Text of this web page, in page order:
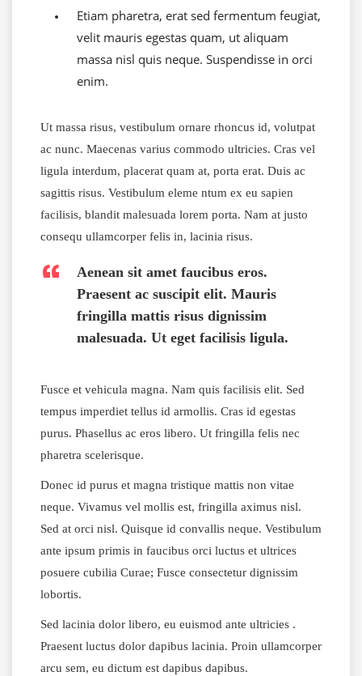
Etiam pharetra, erat sed fermentum feugiat,
velit mauris egestas quam, ut aliquam
massa nisl quis neque. Suspendisse in orci
enim.
Ut massa risus, vestibulum ornare rhoncus id, volutpat
ac nunc. Maecenas varius commodo ultricies. Cras vel
ligula interdum, placerat quam at, porta erat. Duis ac
sagittis risus. Vestibulum eleme ntum ex eu sapien
facilisis, blandit malesuada lorem porta. Nam at justo
consequ ullamcorper felis in, lacinia risus.
Aenean sit amet faucibus eros.
Praesent ac suscipit elit. Mauris
fringilla mattis risus dignissim
malesuada. Ut eget facilisis ligula.
Fusce et vehicula magna. Nam quis facilisis elit. Sed
tempus imperdiet tellus id armollis. Cras id egestas
purus. Phasellus ac eros libero. Ut fringilla felis nec
pharetra scelerisque.
Donec id purus et magna tristique mattis non vitae
neque. Vivamus vel mollis est, fringilla aximus nisl.
Sed at orci nisl. Quisque id convallis neque. Vestibulum
ante ipsum primis in faucibus orci luctus et ultrices
posuere cubilia Curae; Fusce consectetur dignissim
lobortis.
Sed lacinia dolor libero, eu euismod ante ultricies .
Praesent luctus dolor dapibus lacinia. Proin ullamcorper
arcu sem, eu dictum est dapibus dapibus.